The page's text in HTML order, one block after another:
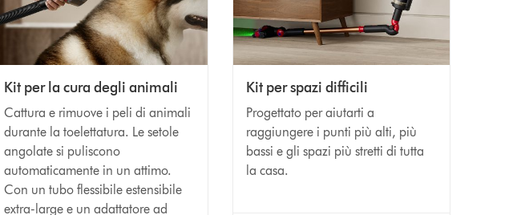
Kit per la cura degli animali
Cattura e rimuove i peli di animali
durante la toelettatura. Le setole
angolate si puliscono
automaticamente in un attimo.
Con un tubo flessibile estensibile
extra-large e un adattatore ad
Kit per spazi difficili
Progettato per aiutarti a
raggiungere i punti più alti, più
bassi e gli spazi più stretti di tutta
la casa.